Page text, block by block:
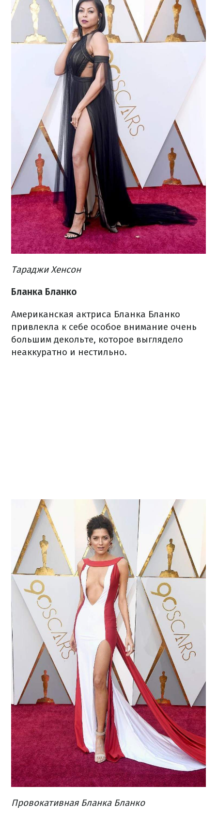
Тараджи Хенсон
Бланка Бланко
Американская актриса Бланка Бланко
привлекла к себе особое внимание очень
большим декольте, которое выглядело
неаккуратно и нестильно.
Провокативная Бланка Бланко